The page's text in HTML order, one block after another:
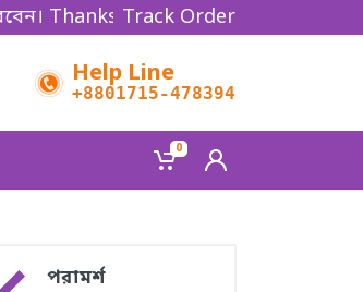
for shopping!Track Order
Help Line
+8801715-478394
0
পরামর্শ